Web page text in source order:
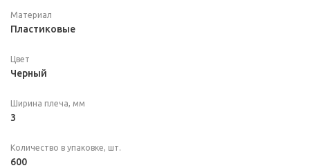
Материал
Пластиковые
Цвет
Черный
Ширина плеча, мм
3
Количество в упаковке, шт.
600